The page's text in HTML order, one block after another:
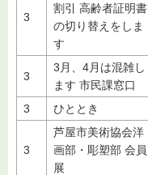
3
割引 高齢者証明書
の切り替えをしま
す
3
3月、4月は混雑し
ます 市民課窓口
3 ひととき
3
芦屋市美術協会洋
画部・彫塑部 会員
展